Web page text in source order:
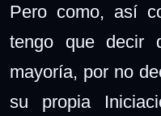
Pero como, así
tengo que decir
mayoría, por no
su propia